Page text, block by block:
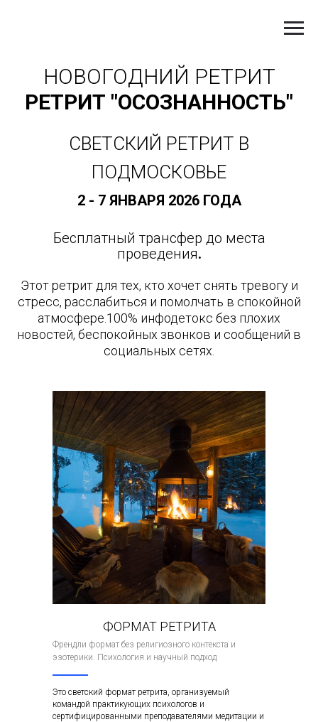
НОВОГОДНИЙ РЕТРИТ
РЕТРИТ "ОСОЗНАННОСТЬ"
СВЕТСКИЙ РЕТРИТ В
ПОДМОСКОВЬЕ
2 - 7 ЯНВАРЯ 2026 ГОДА
Бесплатный трансфер до места
проведения.
Этот ретрит для тех, кто хочет снять тревогу и
стресс, расслабиться и помолчать в спокойной
атмосфере.100% инфодетокс без плохих
новостей, беспокойных звонков и сообщений в
социальных сетях
ФОРМАТ РЕТРИТА
Френдли формат без религиозного контекста и
эзотерики. Психология и научный подход
Это светский формат ретрита, организуемый
командой практикующих психологов и
сертифицированными преподавателями медитации и